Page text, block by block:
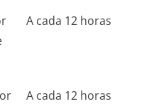
A cada 12 horas
A cada 12 horas